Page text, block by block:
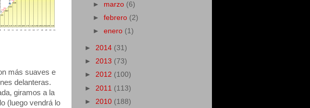
más suaves e
delanteras.
giramos a la
(luego vendrá lo
► marzo (6)
►febrero (2)
►enero (1)
► 2014 (31)
► 2013 (73)
► 2012 (100)
► 2011 (113)
► 2010 (188)